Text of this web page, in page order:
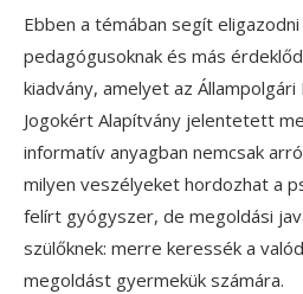
Ebben a témában segít eligazodni
pedagógusoknak és más
kiadvány, amelyet az
Jogokért Alapítvány jelentetett
informatív anyagban nemcsak
milyen veszélyeket hordozhat a
felírt gyógyszer, de megoldási
szülőknek: merre keressék a
megoldást gyermekük számára.